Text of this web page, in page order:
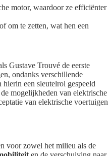
motor, waardoor ze efficiënter
om te zetten, wat hen een
Gustave Trouvé de eerste
ondanks verschillende
een sleutelrol gespeeld
mogelijkheden van elektrische
van elektrische voertuigen
voor zowel het milieu als de